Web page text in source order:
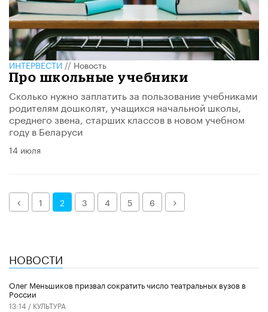
ИНТЕРВЕСТИ//Новость
Про школьные учебники
Сколько нужно заплатить за пользование учебниками
родителям дошколят, учащихся начальной школы,
среднего звена, старших классов в новом учебном
году в Беларуси
14 июля
Назад1 2 3 4 5 6 Далее
НОВОСТИ
Олег Меньшиков призвал сократить число театральных вузов в
России
13:14 / КУЛЬТУРА